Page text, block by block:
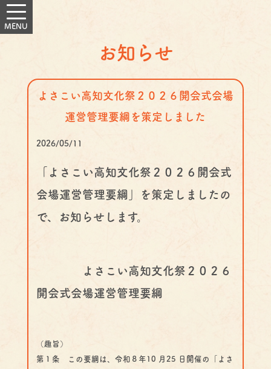
お知らせ
よさこい高知文化祭２０２６開会式会場
運営管理要綱を策定しました
2026/05/11
「よさこい高知文化祭２０２６開会式
会場運営管理要綱」を策定しましたの
で、お知らせします。
よさこい高知文化祭２０２６
開会式会場運営管理要綱
（趣旨）
第１条 この要綱は、令和８年10 月25 日開催の「よさ